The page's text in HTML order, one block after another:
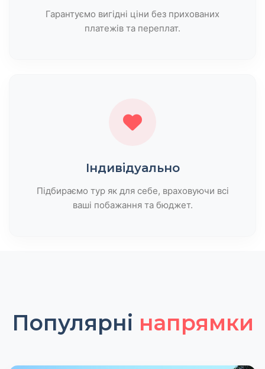
Гарантуємо вигідні ціни без прихованих
платежів та переплат.
Індивідуально
Підбираємо тур як для себе, враховуючи всі
ваші побажання та бюджет.
Популярні напрямки